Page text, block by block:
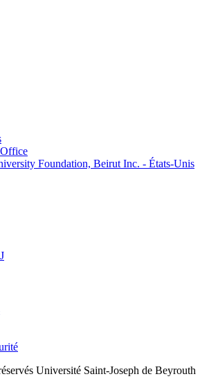
Foundation, Beirut Inc. - États-Unis
Université Saint-Joseph de Beyrouth